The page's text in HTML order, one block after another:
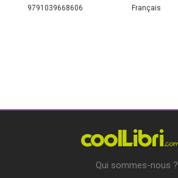
9791039668606 Français
Qui sommes-nous ?